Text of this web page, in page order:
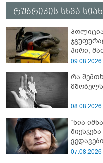
რუბრიკის სხვა
პირი,
დააკავა
09.08.2026
რა
08.08.2026
“ნია
07.08.2026